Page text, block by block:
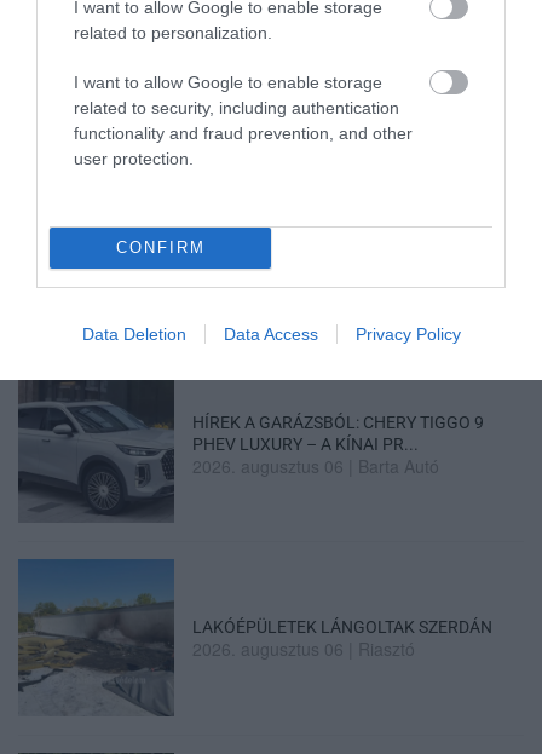
I want to allow Google to enable storage
related to personalization.
I want to allow Google to enable storage
related to security, including authentication
functionality and fraud prevention, and other
user protection.
CONFIRM
Data Deletion Data Access Privacy Policy
Mindenki ügye
KÉT AUTÓ ÜTKÖZÖTT BOGÁCSON, A
MENTŐK IS A HELYSZÍNRE ÉRKE...
2026. augusztus 06
HÍREK A GARÁZSBÓL: CHERY TIGGO 9
PHEV LUXURY – A KÍNAI PR...
2026. augusztus 06 Barta Autó
LAKÓÉPÜLETEK LÁNGOLTAK SZERDÁN
2026. augusztus 06 Riasztó